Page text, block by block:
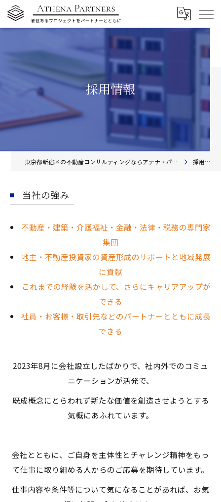
採用情報
東京都新宿区の不動産コンサルティングならアテナ・パートナーズ株式会社 採用情報
当社の強み
不動産・建築・介護福祉・金融・法律・税務の専門家
集団
地主・不動産投資家の資産形成のサポートと地域発展
に貢献
これまでの経験を活かして、さらにキャリアアップが
できる
社員・お客様・取引先などのパートナーとともに成長
できる
2023年8月に会社設立したばかりで、社内外でのコミュ
ニケーションが活発で、
既成概念にとらわれず新たな価値を創造させようとする
気概にあふれています。
会社とともに、ご自身を主体性とチャレンジ精神をもっ
て仕事に取り組める人からのご応募を期待しています。
仕事内容や条件等について気になることがあれば、お気